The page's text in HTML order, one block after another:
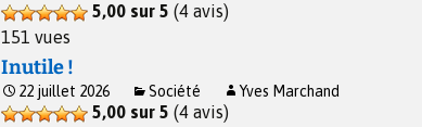
5,00 sur 5 (4 avis)
151 vues
Inutile !
22 juillet 2026 Société Yves Marchand
5,00 sur 5 (4 avis)